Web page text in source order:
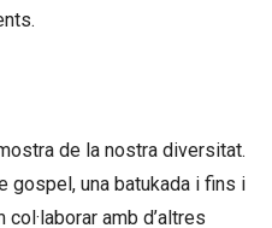
de la nostra diversitat.
gospel, una batukada i fins i
amb d’altres